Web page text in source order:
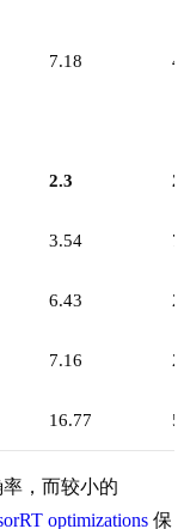
7.18
2.3
3.54
6.43
7.16
16.77
，而较小的
optimizations 保